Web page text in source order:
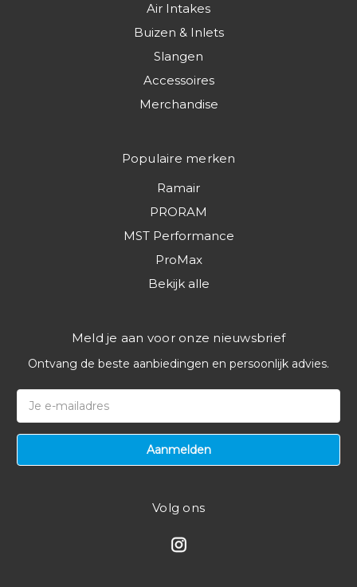
Air Intakes
Buizen & Inlets
Slangen
Accessoires
Merchandise
Populaire merken
Ramair
PRORAM
MST Performance
ProMax
Bekijk alle
Meld je aan voor onze nieuwsbrief
Ontvang de beste aanbiedingen en persoonlijk advies.
mailadres
Volg ons